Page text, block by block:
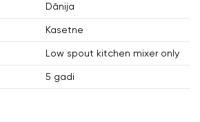
Dānija
Kasetne
Low spout kitchen mixer only
5 gadi